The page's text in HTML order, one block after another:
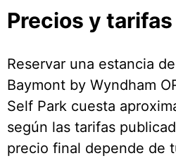
Precios y tarifas
Reservar una estancia
Baymont by Wyndham
Self Park cuesta
según las tarifas
precio final depende de